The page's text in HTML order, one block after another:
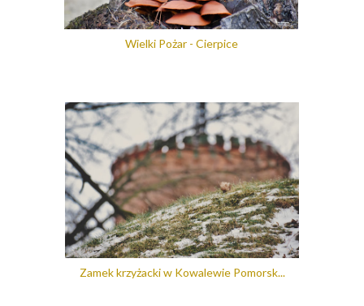
Wielki Pożar - Cierpice
Zamek krzyżacki w Kowalewie Pomorsk...